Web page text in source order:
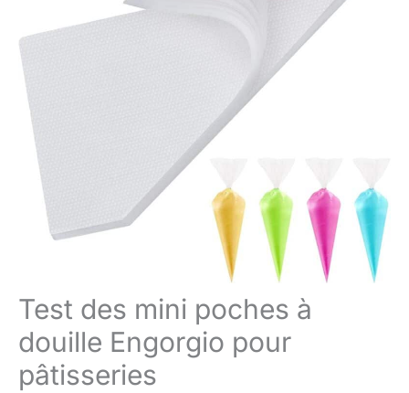
Test des mini poches à
douille Engorgio pour
pâtisseries